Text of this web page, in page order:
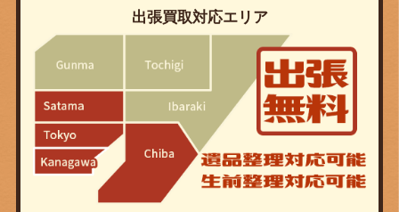
出張買取対応エリア